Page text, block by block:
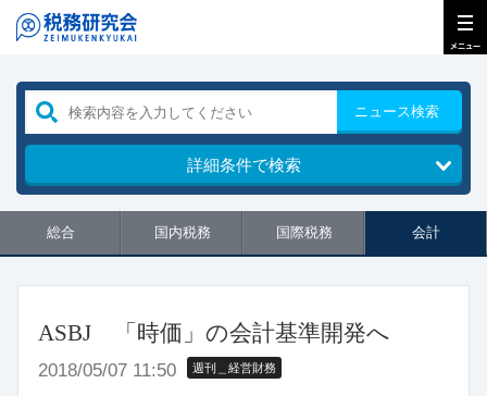
ニュース検索
詳細条件で検索
総合 国内税務 国際税務 会計
ASBJ 「時価」の会計基準開発へ
2018/05/07 11:50 週刊＿経営財務